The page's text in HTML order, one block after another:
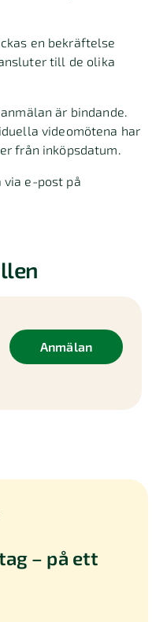
en bekräftelse
till de olika
är bindande.
videomötena har
från inköpsdatum.
via e-post på
Anmälan
– på ett